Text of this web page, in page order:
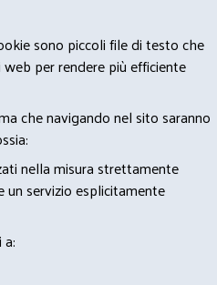
sono piccoli file di testo che
per rendere più efficiente
che navigando nel sito saranno
nella misura strettamente
un servizio esplicitamente